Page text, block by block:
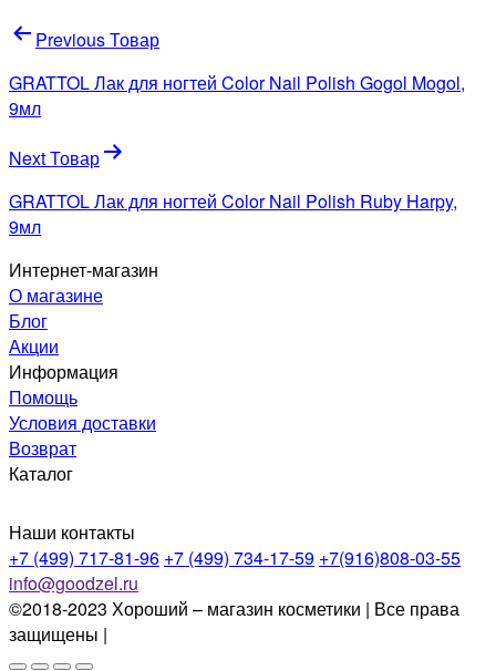
Навигация
по
записям
Previous Товар
GRATTOL Лак для ногтей Color Nail Polish Gogol Mogol,
9мл
Next Товар
GRATTOL Лак для ногтей Color Nail Polish Ruby Harpy,
9мл
Интернет-магазин
О магазине
Блог
Акции
Информация
Помощь
Условия доставки
Возврат
Каталог
Наши контакты
+7 (499) 717-81-96 +7 (499) 734-17-59 +7(916)808-03-55
info@goodzel.ru
©2018-2023 Хороший – магазин косметики | Все права
защищены |